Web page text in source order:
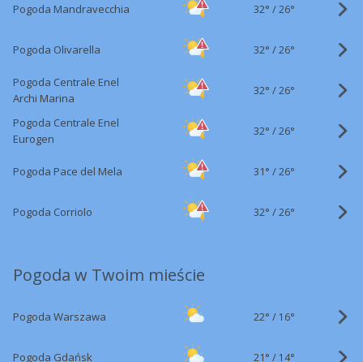
Pogoda Mandravecchia 32° /26°
Pogoda Olivarella 32° /26°
Pogoda Centrale Enel
Archi Marina
32° /26°
Pogoda Centrale Enel
Eurogen
32° /26°
Pogoda Pace del Mela 31° /26°
Pogoda Corriolo 32° /26°
Pogoda w Twoim mieście
Pogoda Warszawa 22° / 16°
Pogoda Gdańsk 21° / 14°